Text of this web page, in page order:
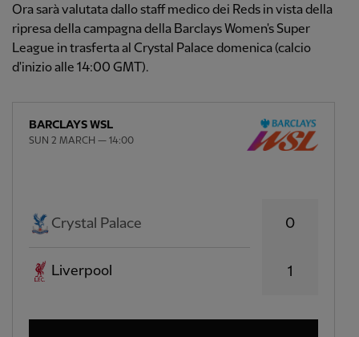
Ora sarà valutata dallo staff medico dei Reds in vista della
ripresa della campagna della Barclays Women's Super
League in trasferta al Crystal Palace domenica (calcio
d'inizio alle 14:00 GMT).
BARCLAYS WSL
SUN 2 MARCH — 14:00
Crystal Palace
Liverpool
0
1